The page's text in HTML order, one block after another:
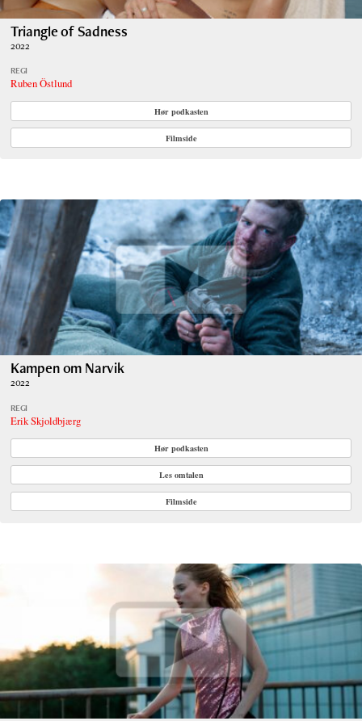
Triangle of Sadness
2022
REGI
Ruben Östlund
Hør podkasten
Filmside
Kampen om Narvik
2022
REGI
Erik Skjoldbjærg
Hør podkasten
Les omtalen
Filmside